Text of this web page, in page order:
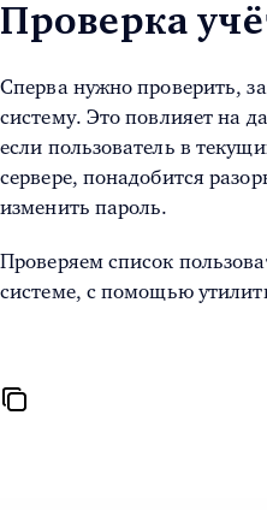
Проверка
Сперва нужно проверить,
систему. Это повлияет на
если пользователь в
сервере, понадобится
изменить пароль.
Проверяем список
системе, с помощью